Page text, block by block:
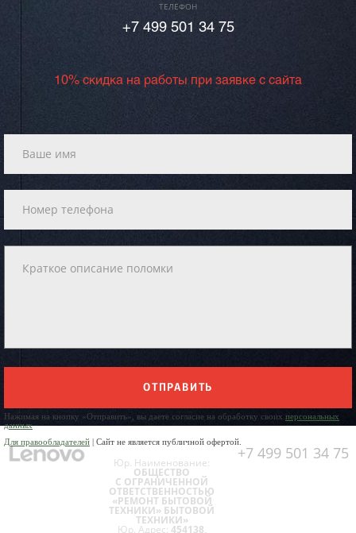
ТЕЛЕФОН
+7 499 501 34 75
10% скидка на работы при заявке с сайта
ОТПРАВИТЬ
Нажимая на кнопку «Отправить», вы даете согласие на обработку своих персональных
данных
Для правообладателей | Сайт не является публичной офертой.
+7 499 501 34 75
Юр. Наименование:
ОБЩЕСТВО
С ОГРАНИЧЕННОЙ
ОТВЕТСТВЕННОСТЬЮ
«РЕМОНТ БЫТОВОЙ
ТЕХНИКИ» БЫТОВОЙ
ТЕХНИКИ»
Юр. Адрес: 454138,